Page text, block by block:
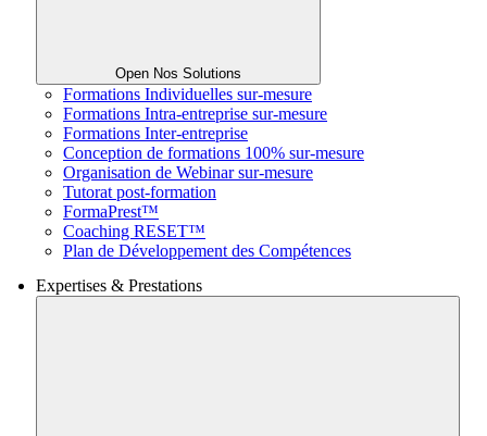
Open Nos Solutions
Formations Individuelles sur-mesure
Formations Intra-entreprise sur-mesure
Formations Inter-entreprise
Conception de formations 100% sur-mesure
Organisation de Webinar sur-mesure
Tutorat post-formation
FormaPrest™
Coaching RESET™
Plan de Développement des Compétences
Expertises & Prestations